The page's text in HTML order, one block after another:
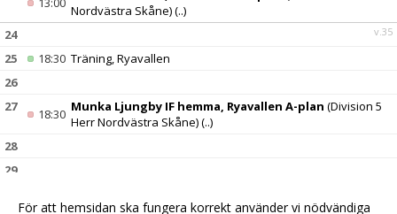
Nordvästra Skåne)(..)
v.35
24
25
18:30 Träning, Ryavallen
26
27
18:30 Munka Ljungby IF hemma, Ryavallen A-plan (Division 5
Herr Nordvästra Skåne)(..)
28
29
För att hemsidan ska fungera korrekt använder vi nödvändiga